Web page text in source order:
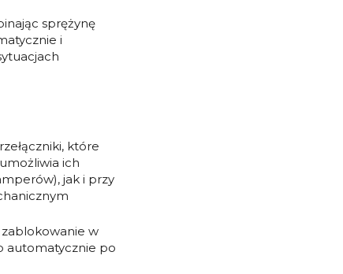
sprężynę
i
które
ich
jak i przy
zablokowanie w
automatycznie po